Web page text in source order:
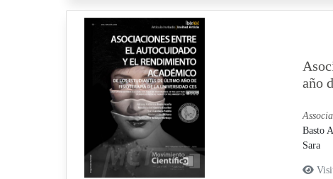
año
Basto
Sara